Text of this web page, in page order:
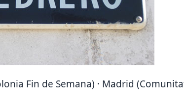
Fin de Semana) · Madrid